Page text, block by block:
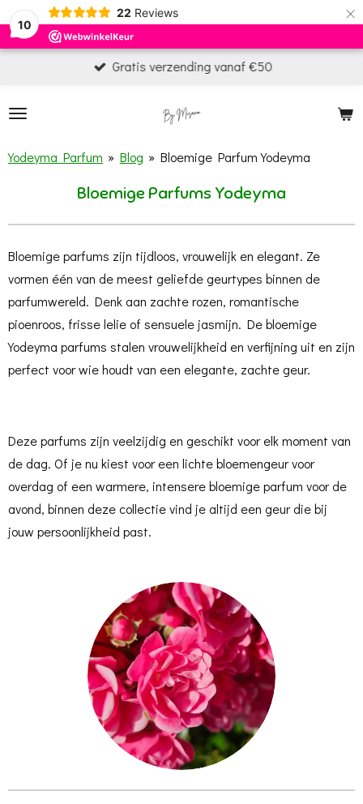
10
22 Reviews ×
Gratis verzending vanaf €50
Yodeyma Parfum » Blog » Bloemige Parfum Yodeyma
Bloemige Parfums Yodeyma
Bloemige parfums zijn tijdloos, vrouwelijk en elegant. Ze
vormen één van de meest geliefde geurtypes binnen de
parfumwereld. Denk aan zachte rozen, romantische
pioenroos, frisse lelie of sensuele jasmijn. De bloemige
Yodeyma parfums stalen vrouwelijkheid en verfijning uit en zijn
perfect voor wie houdt van een elegante, zachte geur.
Deze parfums zijn veelzijdig en geschikt voor elk moment van
de dag. Of je nu kiest voor een lichte bloemengeur voor
overdag of een warmere, intensere bloemige parfum voor de
avond, binnen deze collectie vind je altijd een geur die bij
jouw persoonlijkheid past.